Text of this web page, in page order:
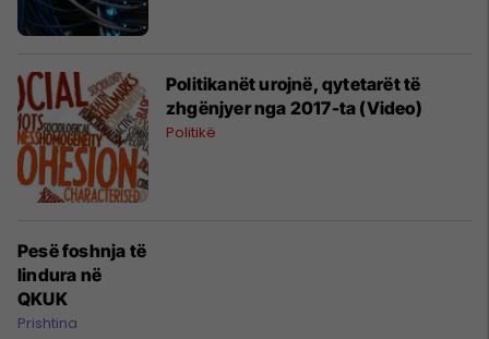
Politikanët urojnë, qytetarët të
zhgënjyer nga 2017-ta (Video)
Politikë
Pesë foshnja të
lindura në
QKUK
Prishtina